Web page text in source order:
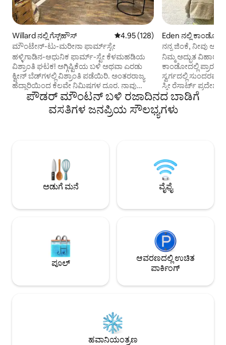
Willard ನಲ್ಲಿ ಗೆಸ್ಟ್‌ಹೌಸ್ 5 ರಲ್ಲಿ 4.95 ಸರಾಸರಿ ರೇಟಿಂಗ್, 128
4.95 (128)
ಮೌಂಟೇನ್-ಟು-ಮರೀನಾ ಫಾರ್ಮ್‌ಸ್ಟೇ
ಹಳ್ಳಿಗಾಡಿನ-ಆಧುನಿಕ ಫಾರ್ಮ್-ಸ್ಟೇ ಕೆಳಮಹಡಿಯ
ವಿಶ್ರಾಂತಿ ಘಟಕ! ಅಗ್ಗಿಷ್ಟಿಕೆಯ ಬಳಿ ಅಥವಾ ಎರಡು
ಕ್ವೀನ್ ಬೆಡ್‌ಗಳಲ್ಲಿ ವಿಶ್ರಾಂತಿ ಪಡೆಯಿರಿ. ಅಂತರರಾಜ್ಯ
ಹೆದ್ದಾರಿಯಿಂದ ಕೆಲವೇ ನಿಮಿಷಗಳ ದೂರ. ನಾವು
ಆಕರ್ಷಕ ಹವ್ಯಾಸದ ಫಾರ್ಮ್‌ನಲ್ಲಿದ್ದೇವೆ, ಆದ್ದರಿಂದ
ಸ್ನೇಹಪರ ಪ್ರಾಣಿಗಳ ಶಬ್ದಗಳು ಮತ್ತು ವಾಸನೆಗಳನ್ನು
ನಿರೀಕ್ಷಿಸಿ. *ಮೇಲಿನ ಮಹಡಿಯಲ್ಲಿ ನಾಯಿಗಳಿವೆ.*
ಸೂಟ್‌ನಲ್ಲಿ ಅನುಕೂಲಕರವಾಗಿ ನೆಲೆಗೊಂಡಿದೆ.
ಹತ್ತಿರದಲ್ಲಿ, ವಿಲ್ಲಾರ್ಡ್ ಬೇಯಲ್ಲಿ ದೋಣಿ ವಿಹಾರ
ಅಥವಾ ಮೀನುಗಾರಿಕೆ ಮಾಡಿ, ವಿಲ್ಲಾರ್ಡ್ ಪೀಕ್‌ನಲ್ಲಿ
ಹೈಕಿಂಗ್ ಮಾಡಿ ಅಥವಾ ಇಳಿಜಾರುಗಳಲ್ಲಿ ಸ್ಕೀಯಿಂಗ್
Eden ನಲ್ಲಿ ಕಾಂಡೋ
ನನ್ನ ಜಿಂಕೆ, ನೀವು
ಈಡನ್ ಕಾಂಡೋ.
ನಿಮ್ಮ ಅದ್ಭುತ
ಕಾಂಡೋದಲ್ಲಿ
ಸ್ವರ್ಗದಲ್ಲಿ ಸುಂದರವಾದ
ಸ್ಕೀ ರೆಸಾರ್ಟ್
ಮೌಂಟೇನ್ ಬಸ್
ಮೇಲೆ ಒಂದು ದಿನದ
ವಿಶ್ರಾಂತಿ ಪಡೆಯುವುದನ್ನು
ಶಾಪಿಂಗ್ ಅಥವಾ ಊಟ.
ಖಾತರಿಯಿಲ್ಲ.
ಧೂಮಪಾನ ಅಥವಾ
ಪೌಡರ್ ಮೌಂಟನ್ ಬಳಿ ರಜಾದಿನದ ಬಾಡಿಗೆ
ವಸತಿಗಳ ಜನಪ್ರಿಯ ಸೌಲಭ್ಯಗಳು
ಅಡುಗೆ ಮನೆ ವೈಫೈ
ಪೂಲ್
ಆವರಣದಲ್ಲಿ ಉಚಿತ
ಪಾರ್ಕಿಂಗ್
ಹವಾನಿಯಂತ್ರಣ